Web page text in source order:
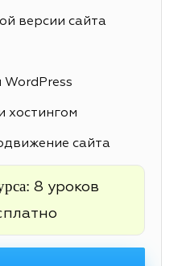
версии сайта
хостингом
сайта
8 уроков